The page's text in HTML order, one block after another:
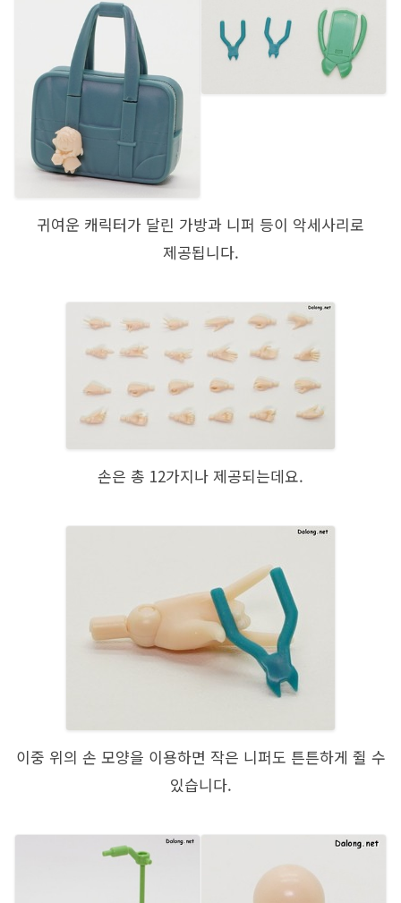
귀여운 캐릭터가 달린 가방과 니퍼 등이 악세사리로
제공됩니다.
손은 총 12가지나 제공되는데요.
이중 위의 손 모양을 이용하면 작은 니퍼도 튼튼하게 쥘 수
있습니다.